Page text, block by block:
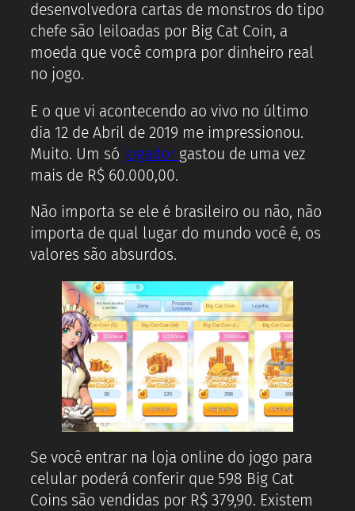
desenvolvedora cartas de monstros do tipo
chefe são leiloadas por Big Cat Coin, a
moeda que você compra por dinheiro real
no jogo.
E o que vi acontecendo ao vivo no último
dia 12 de Abril de 2019 me impressionou.
Muito. Um só jogador gastou de uma vez
mais de R$ 60.000,00.
Não importa se ele é brasileiro ou não, não
importa de qual lugar do mundo você é, os
valores são absurdos.
Se você entrar na loja online do jogo para
celular poderá conferir que 598 Big Cat
Coins são vendidas por R$ 379,90. Existem